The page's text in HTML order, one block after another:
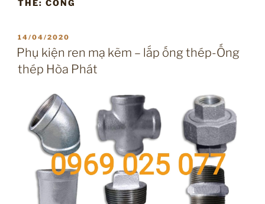
THẺ: CỔNG
ĐĂNG
TRONG
14/04/2020
Phụ kiện ren mạ kẽm – lắp ống thép-Ống
thép Hòa Phát